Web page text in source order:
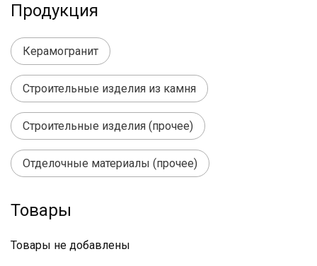
Продукция
Керамогранит
Строительные изделия из камня
Строительные изделия (прочее)
Отделочные материалы (прочее)
Товары
Товары не добавлены